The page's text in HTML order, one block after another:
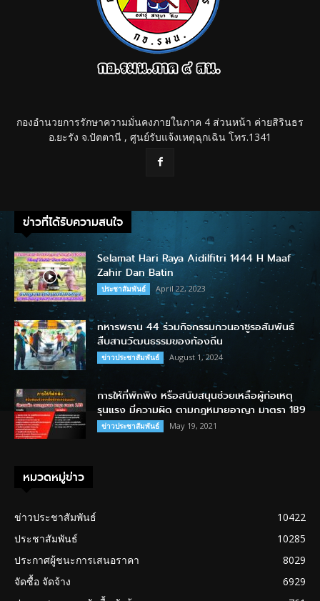
กองอำนวยการรักษาความมั่นคงภายในภาค 4 ส่วนหน้า ค่ายสิรินธร
อ.ยะรัง จ.ปัตตานี , ศูนย์รับแจ้งเหตุฉุกเฉิน โทร.1341
ข่าวที่ได้รับความสนใจ
Selamat Hari Raya Aidilfitri 1444 H Maaf
Zahir Dan Batin
ประชาสัมพันธ์ April 22, 2023
ทหารพราน 44 ร่วมกิจกรรมกวนอาซูรอสัมพันธ์
สืบสานวัฒนธรรมของท้องถิ่น
ข่าวประชาสัมพันธ์ August 1, 2024
การให้ที่พักพิง หรือสนับสนุนช่วยเหลือผู้ก่อเหตุ
รุนแรง มีความผิด ตามกฎหมายอาญา มาตรา 189
ข่าวประชาสัมพันธ์ May 19, 2021
หมวดหมู่ข่าว
ข่าวประชาสัมพันธ์
10422
ประชาสัมพันธ์
10285
ประกาศผู้ชนะการเสนอราคา
8029
จัดซื้อ จัดจ้าง
6929